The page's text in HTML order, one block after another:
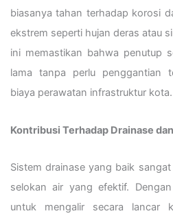
biasanya tahan terhadap korosi
ekstrem seperti hujan deras atau
ini memastikan bahwa penutup
lama tanpa perlu penggantian
biaya perawatan infrastruktur kota.
Kontribusi Terhadap Drainase
Sistem drainase yang baik
selokan air yang efektif.
untuk mengalir secara lancar